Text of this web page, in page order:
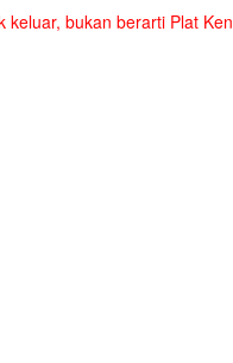
keluar, bukan berarti Plat